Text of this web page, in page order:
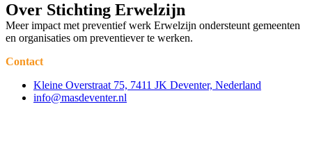
Over Stichting Erwelzijn
Meer impact met preventief werk Erwelzijn ondersteunt gemeenten
en organisaties om preventiever te werken.
Contact
Kleine Overstraat 75, 7411 JK Deventer, Nederland
info@masdeventer.nl